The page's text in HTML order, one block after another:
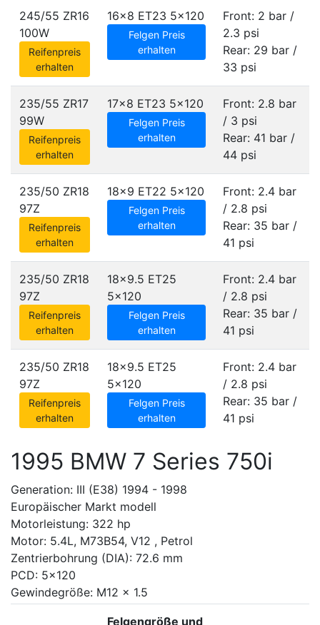
245/55 ZR16
100W
Reifenpreis
erhalten
16x8 ET23 5x120
Felgen Preis
erhalten
Front: 2 bar /
2.3 psi
Rear: 29 bar /
33 psi
235/55 ZR17
99W
Reifenpreis
erhalten
17x8 ET23 5x120
Felgen Preis
erhalten
Front: 2.8 bar
/ 3 psi
Rear: 41 bar /
44 psi
235/50 ZR18
97Z
Reifenpreis
erhalten
18x9 ET22 5x120
Felgen Preis
erhalten
Front: 2.4 bar
/ 2.8 psi
Rear: 35 bar /
41 psi
235/50 ZR18
97Z
Reifenpreis
erhalten
18x9.5 ET25
5x120
Felgen Preis
erhalten
Front: 2.4 bar
/ 2.8 psi
Rear: 35 bar /
41 psi
235/50 ZR18
97Z
Reifenpreis
erhalten
18x9.5 ET25
5x120
Felgen Preis
erhalten
Front: 2.4 bar
/ 2.8 psi
Rear: 35 bar /
41 psi
1995 BMW 7 Series 750i
Generation: III (E38) 1994 - 1998
Europäischer Markt modell
Motorleistung: 322 hp
Motor: 5.4L, M73B54, V12 , Petrol
Zentrierbohrung (DIA): 72.6 mm
PCD: 5x120
Gewindegröße: M12 x 1.5
Felgengröße und